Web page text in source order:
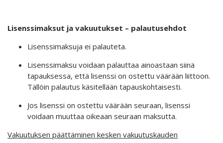
Lisenssimaksut ja vakuutukset – palautusehdot
Lisenssimaksuja ei palauteta.
Lisenssimaksu voidaan palauttaa ainoastaan siinä
tapauksessa, että lisenssi on ostettu väärään liittoon.
Tällöin palautus käsitellään tapauskohtaisesti.
Jos lisenssi on ostettu väärään seuraan, lisenssi
voidaan muuttaa oikeaan seuraan maksutta.
Vakuutuksen päättäminen kesken vakuutuskauden